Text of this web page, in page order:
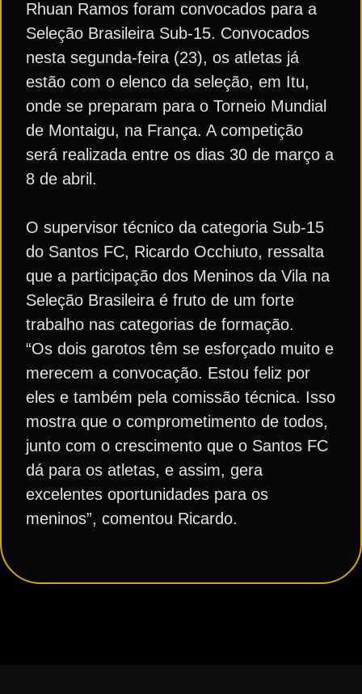
Rhuan Ramos foram convocados para a
Seleção Brasileira Sub-15. Convocados
nesta segunda-feira (23), os atletas já
estão com o elenco da seleção, em Itu,
onde se preparam para o Torneio Mundial
de Montaigu, na França. A competição
será realizada entre os dias 30 de março a
8 de abril.
O supervisor técnico da categoria Sub-15
do Santos FC, Ricardo Occhiuto, ressalta
que a participação dos Meninos da Vila na
Seleção Brasileira é fruto de um forte
trabalho nas categorias de formação.
“Os dois garotos têm se esforçado muito e
merecem a convocação. Estou feliz por
eles e também pela comissão técnica. Isso
mostra que o comprometimento de todos,
junto com o crescimento que o Santos FC
dá para os atletas, e assim, gera
excelentes oportunidades para os
meninos”, comentou Ricardo.